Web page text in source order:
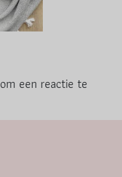
om een reactie te